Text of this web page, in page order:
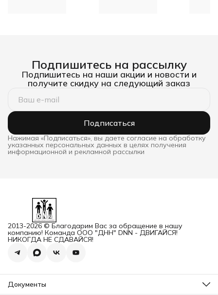
Подпишитесь на рассылку
Подпишитесь на наши акции и новости и
получите скидку на следующий заказ
Подписаться
Нажимая «Подписаться», вы даете согласие на обработку
указанных персональных данных в целях получения
информационной и рекламной рассылки
2013-2026 © Благодарим Вас за обращение в нашу
компанию! Команда ООО "ДНН" DNN - ДВИГАЙСЯ!
НИКОГДА НЕ СДАВАЙСЯ!
Документы